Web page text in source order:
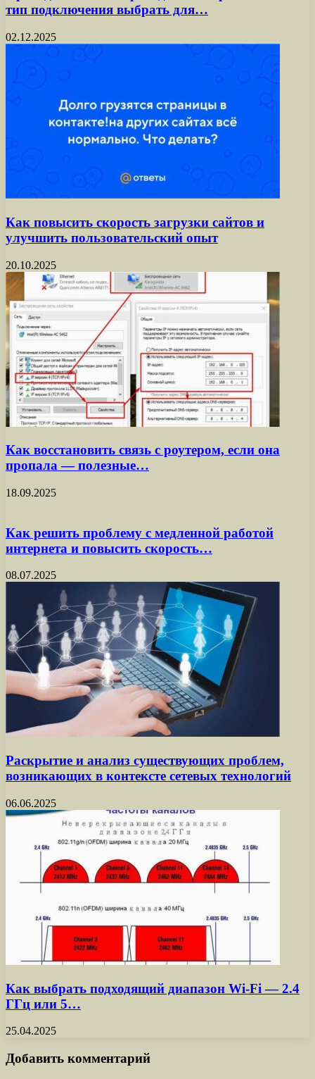
тип подключения выбрать для…
02.12.2025
Как повысить скорость загрузки сайтов и
улучшить пользовательский опыт
20.10.2025
Как восстановить связь с роутером, если она
пропала — полезные…
18.09.2025
Как решить проблему с медленной работой
интернета и повысить скорость…
08.07.2025
Раскрытие и анализ существующих проблем,
возникающих в контексте сетевых технологий
06.06.2025
Как выбрать подходящий диапазон Wi-Fi — 2.4
ГГц или 5…
25.04.2025
Добавить комментарий